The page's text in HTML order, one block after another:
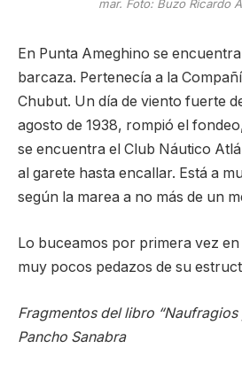
mar. Foto: Buzo Ricardo
En Punta Ameghino se
barcaza. Pertenecía a la
Chubut. Un día de viento fuerte
agosto de 1938, rompió el
se encuentra el Club Náutico
al garete hasta encallar. Está a
según la marea a no más de un
Lo buceamos por primera vez
muy pocos pedazos de su
Fragmentos del libro “Naufragios
Pancho Sanabra